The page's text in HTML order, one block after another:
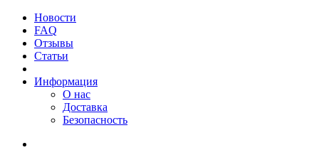
Новости
FAQ
Отзывы
Статьи
Информация
О нас
Доставка
Безопасность